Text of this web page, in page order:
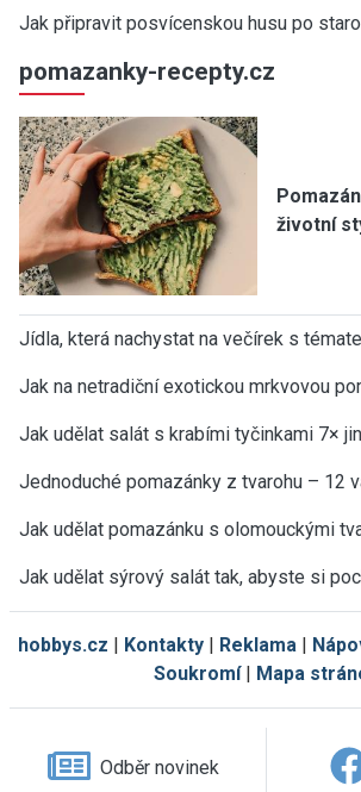
Jak připravit posvícenskou husu po
pomazanky-recepty.cz
životní
Jídla, která nachystat na večírek s
Jak na netradiční exotickou mrkvovou
Jak udělat salát s krabími tyčinkami 7×
Jednoduché pomazánky z tvarohu – 12
Jak udělat pomazánku s olomouckými
Jak udělat sýrový salát tak, abyste si
hobbys.cz | Kontakty | Reklama |
Soukromí| Mapa
Odběr novinek